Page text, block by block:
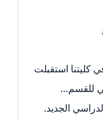
كليتنا استقبلت
للقسم…
الجديد.